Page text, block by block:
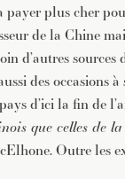
payer plus cher
de la Chine
d’autres
des occasions
d’ici la fin de
que celles de
Outre les